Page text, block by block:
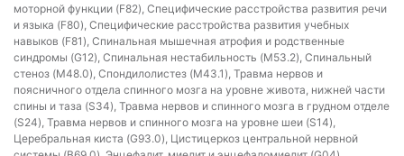
моторной функции (F82), Специфические расстройства развития речи
и языка (F80), Специфические расстройства развития учебных
навыков (F81), Спинальная мышечная атрофия и родственные
синдромы (G12), Спинальная нестабильность (M53.2), Спинальный
стеноз (M48.0), Спондилолистез (M43.1), Травма нервов и
поясничного отдела спинного мозга на уровне живота, нижней части
спины и таза (S34), Травма нервов и спинного мозга в грудном отделе
(S24), Травма нервов и спинного мозга на уровне шеи (S14),
Церебральная киста (G93.0), Цистицеркоз центральной нервной